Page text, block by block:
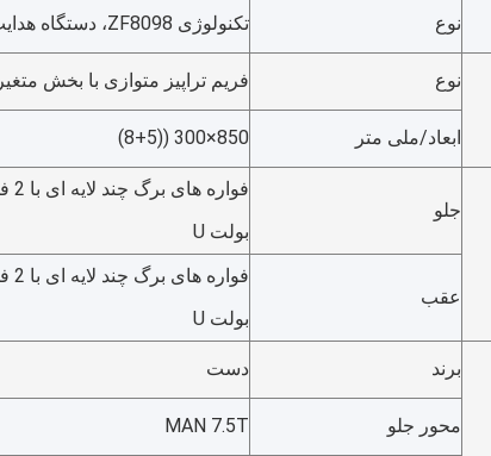
نوع تکنولوژی ZF8098، دستگاه هدایت توپ گردش
نوع فریم تراپیز متوازی با بخش متغیر
ابعاد/ملی متر 850×300 ((8+5)
جلو
بولت U
عقب
بولت U
برند دست
محور جلو MAN 7.5T